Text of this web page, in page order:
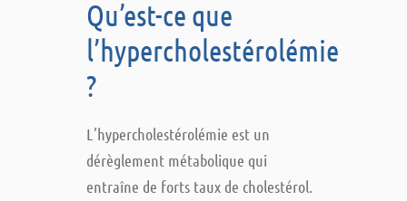
Qu’est-ce que
l’hypercholestérolémie
?
L’hypercholestérolémie est un
dérèglement métabolique qui
entraîne de forts taux de cholestérol.